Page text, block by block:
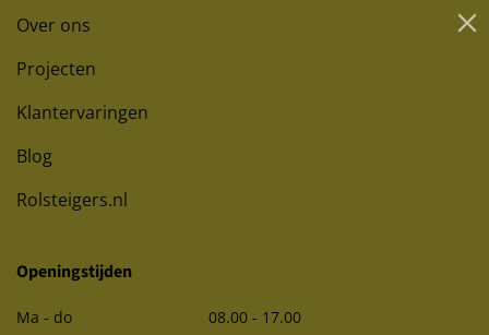
Over ons
Projecten
Klantervaringen
Blog
Rolsteigers.nl
Openingstijden
Ma - do 08.00 - 17.00